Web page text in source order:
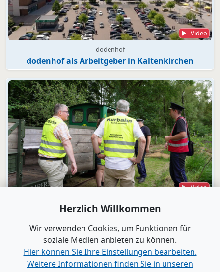
Video
dodenhof
dodenhof als Arbeitgeber in Kaltenkirchen
Video
Bad Bramstedt
"Wir wollen die Moorbahn aus dem
Dornröschenschlaf wecken"
Alle Videos anzeigen
Herzlich Willkommen
Wir verwenden Cookies, um Funktionen für
soziale Medien anbieten zu können.
Hier können Sie Ihre Einstellungen bearbeiten.
Weitere Informationen finden Sie in unseren